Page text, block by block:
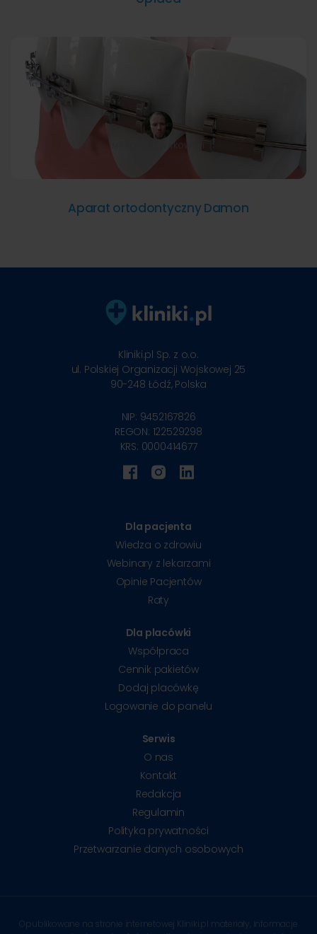
Aparat ortodontyczny Damon
MARCIN NOWAKOWSKI
Kliniki.pl Sp. z o.o.
ul. Polskiej Organizacji Wojskowej 25
90-248 Łódź, Polska
NIP: 9452167826
REGON: 122529298
KRS: 0000414677
Dla pacjenta
Wiedza o zdrowiu
Webinary z lekarzami
Opinie Pacjentów
Raty
Dla placówki
Współpraca
Cennik pakietów
Dodaj placówkę
Logowanie do panelu
Serwis
O nas
Kontakt
Redakcja
Regulamin
Polityka prywatności
Przetwarzanie danych osobowych
Opublikowane na stronie internetowej Kliniki.pl materiały, informacje